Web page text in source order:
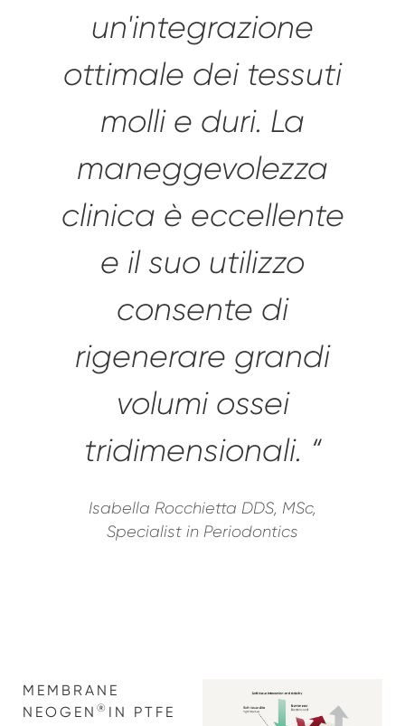
un'integrazione
ottimale dei tessuti
molli e duri. La
maneggevolezza
clinica è eccellente
e il suo utilizzo
consente di
rigenerare grandi
volumi ossei
tridimensionali. “
Isabella Rocchietta DDS, MSc,
Specialist in Periodontics
MEMBRANE
NEOGEN ® IN PTFE